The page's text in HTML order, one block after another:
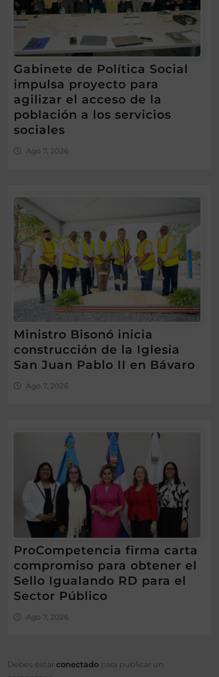
Gabinete de Política Social
impulsa proyecto para
agilizar el acceso de la
población a los servicios
sociales
Ago 7, 2026
Ministro Bisonó inicia
construcción de la Iglesia
San Juan Pablo II en Bávaro
Ago 7, 2026
ProCompetencia firma carta
compromiso para obtener el
Sello Igualando RD para el
Sector Público
Ago 7, 2026
Debes estar conectado para publicar un